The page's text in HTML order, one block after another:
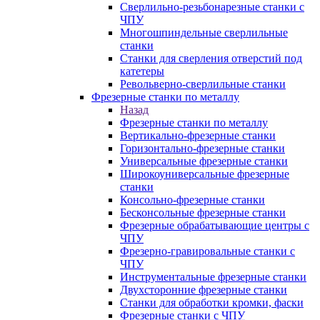
Сверлильно-резьбонарезные станки с
ЧПУ
Многошпиндельные сверлильные
станки
Станки для сверления отверстий под
катетеры
Револьверно-сверлильные станки
Фрезерные станки по металлу
Назад
Фрезерные станки по металлу
Вертикально-фрезерные станки
Горизонтально-фрезерные станки
Универсальные фрезерные станки
Широкоуниверсальные фрезерные
станки
Консольно-фрезерные станки
Бесконсольные фрезерные станки
Фрезерные обрабатывающие центры с
ЧПУ
Фрезерно-гравировальные станки с
ЧПУ
Инструментальные фрезерные станки
Двухсторонние фрезерные станки
Станки для обработки кромки, фаски
Фрезерные станки с ЧПУ